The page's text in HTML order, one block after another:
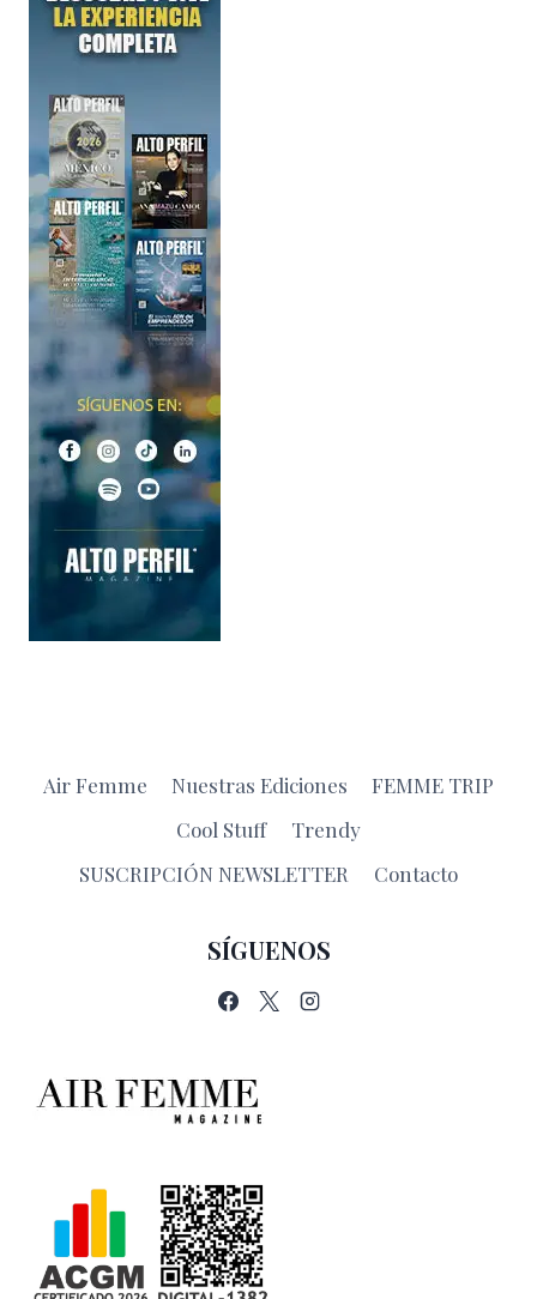
Air Femme Nuestras Ediciones
FEMME TRIP
Cool Stuff
Trendy
SUSCRIPCIÓN NEWSLETTER
Contacto
SÍGUENOS